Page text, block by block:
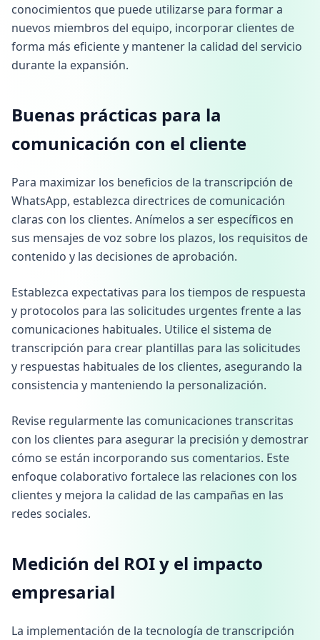
conocimientos que puede utilizarse para formar a
nuevos miembros del equipo, incorporar clientes de
forma más eficiente y mantener la calidad del servicio
durante la expansión.
Buenas prácticas para la
comunicación con el cliente
Para maximizar los beneficios de la transcripción de
WhatsApp, establezca directrices de comunicación
claras con los clientes. Anímelos a ser específicos en
sus mensajes de voz sobre los plazos, los requisitos de
contenido y las decisiones de aprobación.
Establezca expectativas para los tiempos de respuesta
y protocolos para las solicitudes urgentes frente a las
comunicaciones habituales. Utilice el sistema de
transcripción para crear plantillas para las solicitudes
y respuestas habituales de los clientes, asegurando la
consistencia y manteniendo la personalización.
Revise regularmente las comunicaciones transcritas
con los clientes para asegurar la precisión y demostrar
cómo se están incorporando sus comentarios. Este
enfoque colaborativo fortalece las relaciones con los
clientes y mejora la calidad de las campañas en las
redes sociales.
Medición del ROI y el impacto
empresarial
La implementación de la tecnología de transcripción